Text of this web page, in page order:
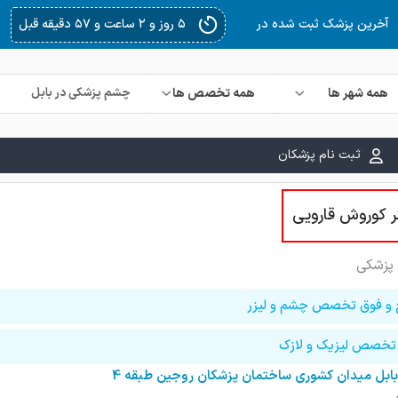
همه شهر ها همه تخصص ها
ثبت نام پزشکان
کوروش قارویی
و فوق تخصص چشم و لیزر
لیزیک و لازک
بابل میدان کشوری ساختمان پزشکان روجین طبقه 4